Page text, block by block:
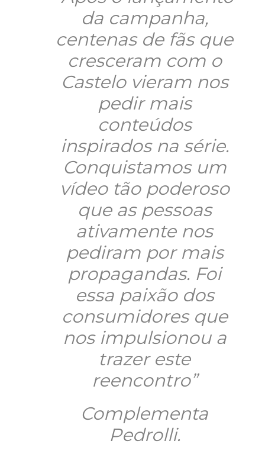
da campanha,
centenas de fãs que
cresceram com o
Castelo vieram nos
pedir mais
conteúdos
inspirados na série.
Conquistamos um
vídeo tão poderoso
que as pessoas
ativamente nos
pediram por mais
propagandas. Foi
essa paixão dos
consumidores que
nos impulsionou a
trazer este
reencontro”
Complementa
Pedrolli.